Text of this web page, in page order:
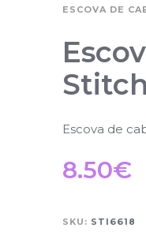
ESCOVA DE
Stitch
Escova de
8.50€
SKU: STI6618